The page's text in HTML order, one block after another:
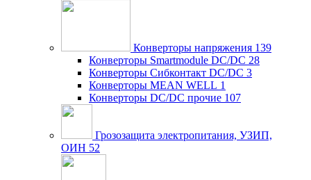
Конверторы напряжения 139
Конверторы Smartmodule DC/DC 28
Конверторы Сибконтакт DC/DC 3
Конверторы MEAN WELL 1
Конверторы DC/DC прочие 107
Грозозащита электропитания, УЗИП,
ОИН 52